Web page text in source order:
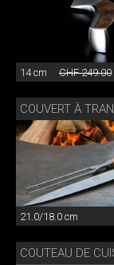
14 cm CHF 249.00
21.0/18.0 cm